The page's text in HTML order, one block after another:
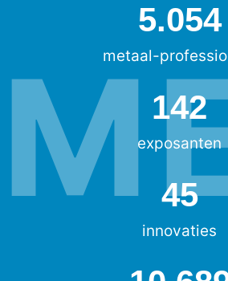
metaal-
5.054
exposanten
142
innovaties
45